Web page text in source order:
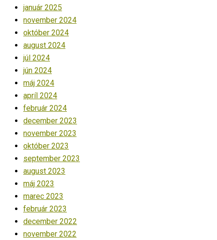
január 2025
november 2024
október 2024
august 2024
júl 2024
jún 2024
máj 2024
apríl 2024
február 2024
december 2023
november 2023
október 2023
september 2023
august 2023
máj 2023
marec 2023
február 2023
december 2022
november 2022